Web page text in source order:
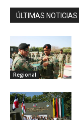
ÚLTIMAS NOTICIAS
Regional